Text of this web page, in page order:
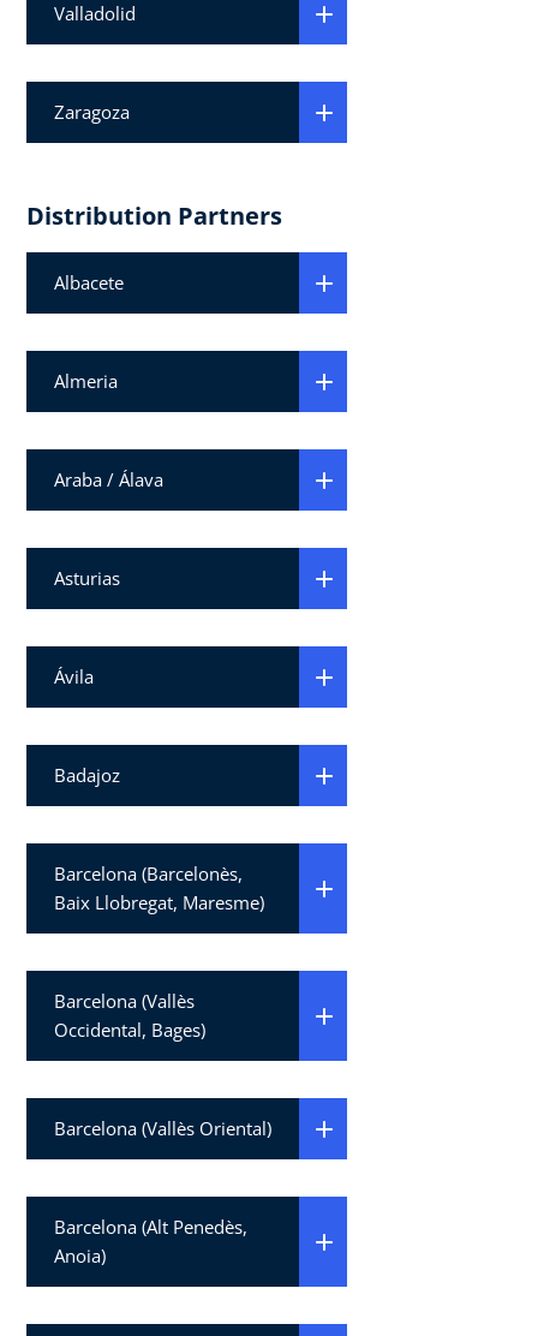
Valladolid
Zaragoza
Distribution Partners
Albacete
Almeria
Araba / Álava
Asturias
Ávila
Badajoz
Barcelona (Barcelonès,
Baix Llobregat, Maresme)
Barcelona (Vallès
Occidental, Bages)
Barcelona (Vallès Oriental)
Barcelona (Alt Penedès,
Anoia)